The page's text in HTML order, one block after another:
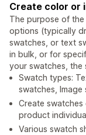
Create color or
The purpose of
options (typically
swatches, or text
in bulk, or for
your swatches, the
Swatch types:
swatches, Image
Create
product
Various swatch